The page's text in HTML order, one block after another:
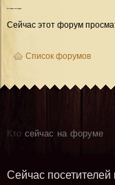
Сейчас этот форум
Список форумов
Кто сейчас на форуме
Сейчас